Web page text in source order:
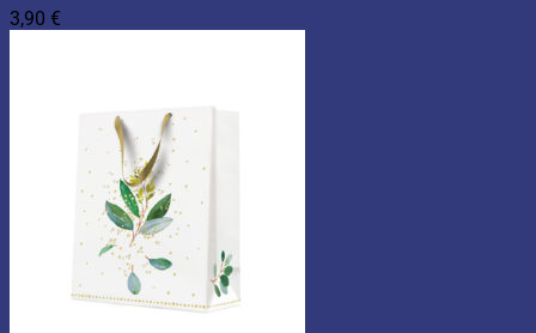
3,90 €